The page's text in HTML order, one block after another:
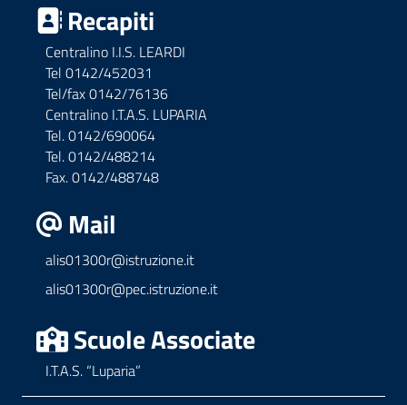
Recapiti
Centralino I.I.S. LEARDI
Tel 0142/452031
Tel/fax 0142/76136
Centralino I.T.A.S. LUPARIA
Tel. 0142/690064
Tel. 0142/488214
Fax. 0142/488748
Mail
alis01300r@istruzione.it
alis01300r@pec.istruzione.it
Scuole Associate
I.T.A.S. “Luparia”